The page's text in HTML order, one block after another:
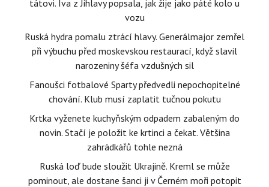
tátovi. Iva z Jihlavy popsala, jak žije jako páté kolo u
vozu
Ruská hydra pomalu ztrácí hlavy. Generálmajor zemřel
při výbuchu před moskevskou restaurací, když slavil
narozeniny šéfa vzdušných sil
Fanoušci fotbalové Sparty předvedli nepochopitelné
chování. Klub musí zaplatit tučnou pokutu
Krtka vyženete kuchyňským odpadem zabaleným do
novin. Stačí je položit ke krtinci a čekat. Většina
zahrádkářů tohle nezná
Ruská loď bude sloužit Ukrajině. Kreml se může
pominout, ale dostane šanci ji v Černém moři potopit